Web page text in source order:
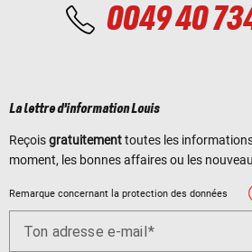
0049 40
La lettre d'information Louis
Reçoisgratuitementtoutes les
moment, les bonnes affaires ou les
Remarque concernant la protection des données
Ton adresse e-mail